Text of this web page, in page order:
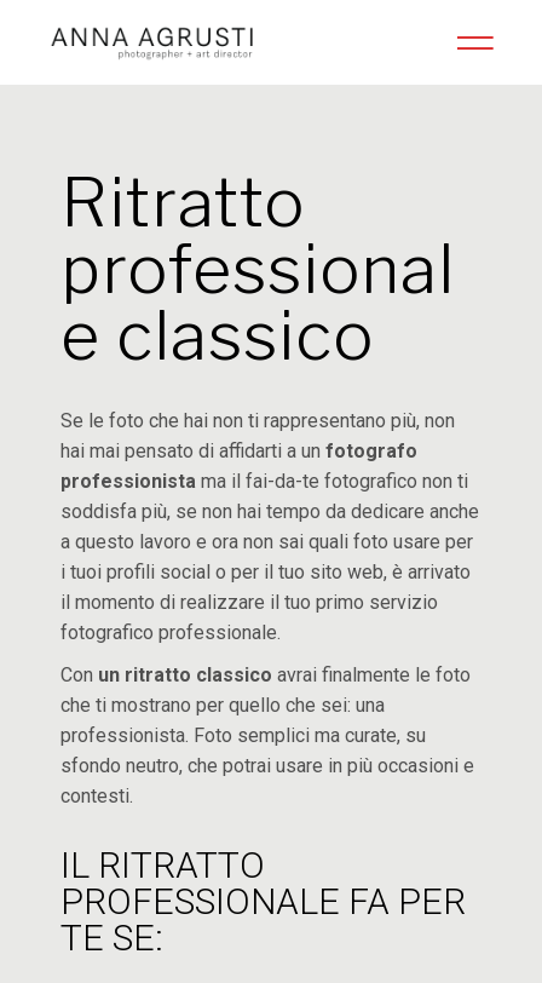
Ritratto
professional
e classico
Se le foto che hai non ti rappresentano più, non
hai mai pensato di affidarti a unfotografo
professionista ma il fai-da-te fotografico non ti
soddisfa più, se non hai tempo da dedicare anche
a questo lavoro e ora non sai quali foto usare per
i tuoi profili social o per il tuo sito web, è arrivato
il momento di realizzare il tuo primo servizio
fotografico professionale.
Con un ritratto classico avrai finalmente le foto
che ti mostrano per quello che sei: una
professionista. Foto semplici ma curate, su
sfondo neutro, che potrai usare in più occasioni e
contesti.
IL RITRATTO
PROFESSIONALE FA PER
TE SE: